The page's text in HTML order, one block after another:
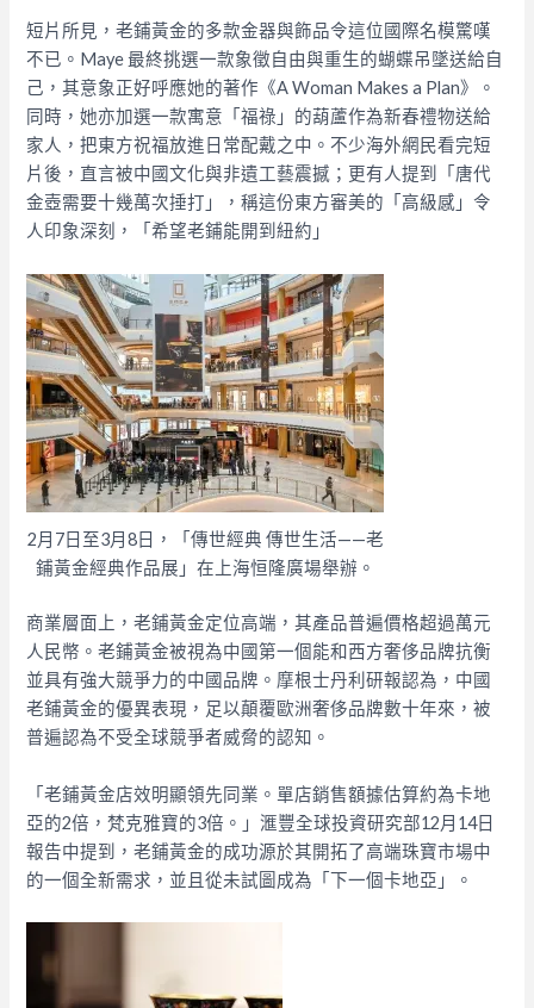
短片所見，老鋪黃金的多款金器與飾品令這位國際名模驚嘆
不已。Maye 最終挑選一款象徵自由與重生的蝴蝶吊墜送給自
己，其意象正好呼應她的著作《A Woman Makes a Plan》。
同時，她亦加選一款寓意「福祿」的葫蘆作為新春禮物送給
家人，把東方祝福放進日常配戴之中。不少海外網民看完短
片後，直言被中國文化與非遺工藝震撼；更有人提到「唐代
金壺需要十幾萬次捶打」，稱這份東方審美的「高級感」令
人印象深刻，「希望老鋪能開到紐約」
2月7日至3月8日，「傳世經典 傳世生活——老
鋪黃金經典作品展」在上海恒隆廣場舉辦。
商業層面上，老鋪黃金定位高端，其產品普遍價格超過萬元
人民幣。老鋪黃金被視為中國第一個能和西方奢侈品牌抗衡
並具有強大競爭力的中國品牌。摩根士丹利研報認為，中國
老鋪黃金的優異表現，足以顛覆歐洲奢侈品牌數十年來，被
普遍認為不受全球競爭者威脅的認知。
「老鋪黃金店效明顯領先同業。單店銷售額據估算約為卡地
亞的2倍，梵克雅寶的3倍。」滙豐全球投資研究部12月14日
報告中提到，老鋪黃金的成功源於其開拓了高端珠寶市場中
的一個全新需求，並且從未試圖成為「下一個卡地亞」。